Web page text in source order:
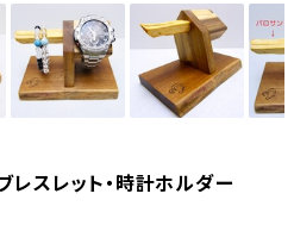
レット・時計ホルダー